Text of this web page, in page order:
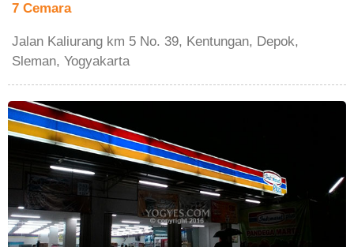
7 Cemara
Jalan Kaliurang km 5 No. 39, Kentungan, Depok,
Sleman, Yogyakarta